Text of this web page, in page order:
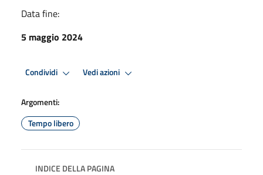
Data fine:
5 maggio 2024
Condividi Vedi azioni
Argomenti:
Tempo libero
INDICE DELLA PAGINA